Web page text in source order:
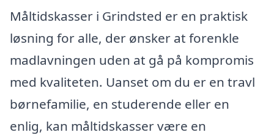
Måltidskasser i Grindsted er en praktisk
løsning for alle, der ønsker at forenkle
madlavningen uden at gå på kompromis
med kvaliteten. Uanset om du er en travl
børnefamilie, en studerende eller en
enlig, kan måltidskasser være en